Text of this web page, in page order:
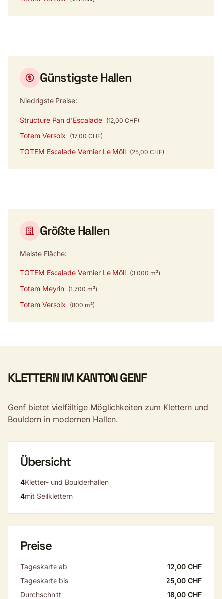
Günstigste Hallen
Niedrigste Preise:
Structure Pan d'Escalade (12,00 CHF)
Totem Versoix (17,00 CHF)
TOTEM Escalade Vernier Le Môll (25,00 CHF)
Größte Hallen
Meiste Fläche:
TOTEM Escalade Vernier Le Môll (3.000 m²)
Totem Meyrin (1.700 m²)
Totem Versoix (800 m²)
KLETTERN IM KANTON GENF
Genf bietet vielfältige Möglichkeiten zum Klettern und
Bouldern in modernen Hallen.
Übersicht
4Kletter- und Boulderhallen
4mit Seilklettern
Preise
Tageskarte ab
12,00 CHF
Tageskarte bis
25,00 CHF
Durchschnitt
18,00 CHF